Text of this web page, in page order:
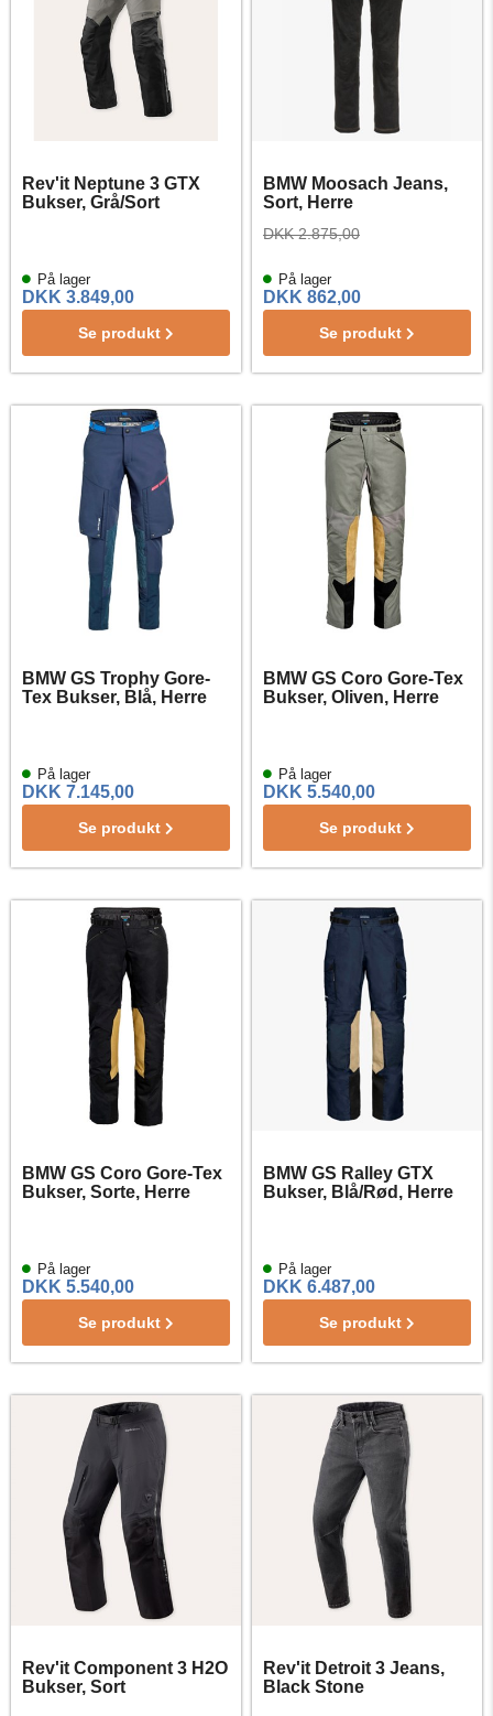
Rev'it Neptune 3 GTX
Bukser, Grå/Sort
På lager
DKK 3.849,00
Se produkt
BMW Moosach Jeans,
Sort, Herre
På lager
DKK 2.875,00
DKK 862,00
Se produkt
BMW GS Trophy Gore-
Tex Bukser, Blå, Herre
På lager
DKK 7.145,00
Se produkt
BMW GS Coro Gore-Tex
Bukser, Oliven, Herre
På lager
DKK 5.540,00
Se produkt
BMW GS Coro Gore-Tex
Bukser, Sorte, Herre
På lager
DKK 5.540,00
Se produkt
BMW GS Ralley GTX
Bukser, Blå/Rød, Herre
På lager
DKK 6.487,00
Se produkt
Rev'it Component 3 H2O
Bukser, Sort
Rev'it Detroit 3 Jeans,
Black Stone